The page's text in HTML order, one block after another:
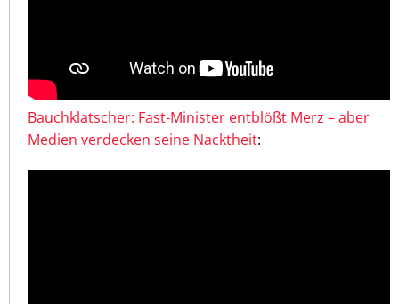
Bauchklatscher: Fast-Minister entblößt Merz – aber
Medien verdecken seine Nacktheit: